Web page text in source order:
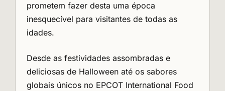
prometem fazer desta uma época
inesquecível para visitantes de todas as
idades.
Desde as festividades assombradas e
deliciosas de Halloween até os sabores
globais únicos no EPCOT International Food